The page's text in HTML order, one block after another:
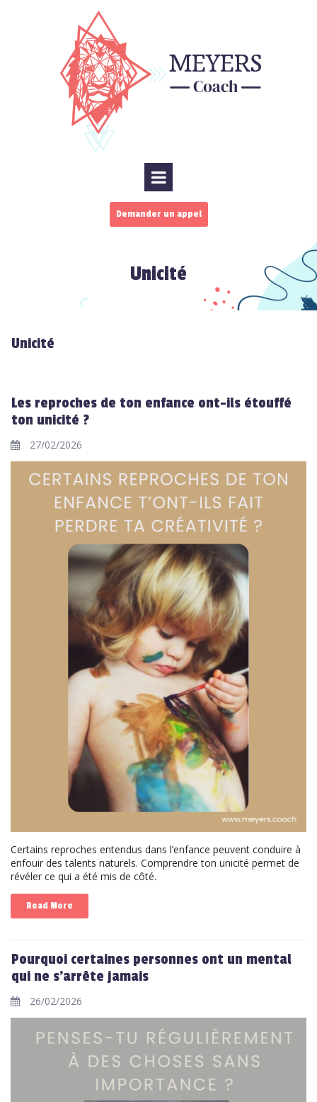
Demander un appel
Unicité
Unicité
Les reproches de ton enfance ont-ils étouffé
ton unicité ?
27/02/2026
Certains reproches entendus dans l’enfance peuvent conduire à
enfouir des talents naturels. Comprendre ton unicité permet de
révéler ce qui a été mis de côté.
Read More
Pourquoi certaines personnes ont un mental
qui ne s’arrête jamais
26/02/2026